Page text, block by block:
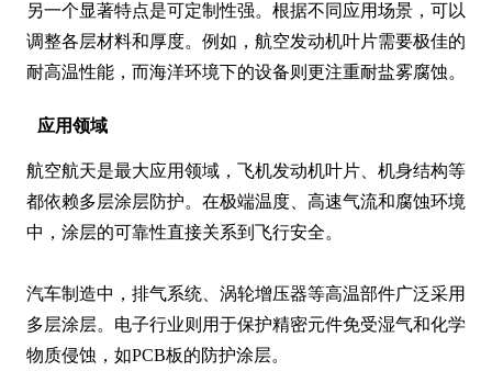
另一个显著特点是可定制性强。根据不同应用场景，可以
调整各层材料和厚度。例如，航空发动机叶片需要极佳的
耐高温性能，而海洋环境下的设备则更注重耐盐雾腐蚀。
应用领域
航空航天是最大应用领域，飞机发动机叶片、机身结构等
都依赖多层涂层防护。在极端温度、高速气流和腐蚀环境
中，涂层的可靠性直接关系到飞行安全。
汽车制造中，排气系统、涡轮增压器等高温部件广泛采用
多层涂层。电子行业则用于保护精密元件免受湿气和化学
物质侵蚀，如PCB板的防护涂层。